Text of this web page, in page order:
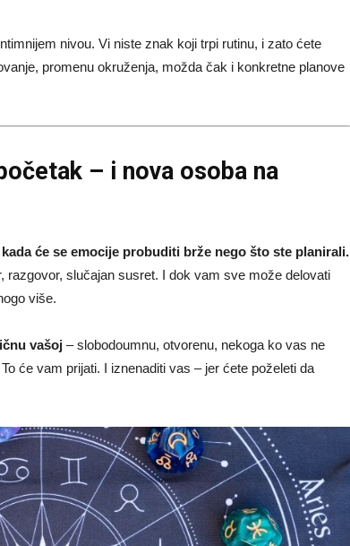
nivou. Vi niste znak koji trpi rutinu, i zato ćete
promenu okruženja, možda čak i konkretne planove
– i nova osoba na
će se emocije probuditi brže nego što ste planirali.
slučajan susret. I dok vam sve može delovati
više.
vašoj – slobodoumnu, otvorenu, nekoga ko vas ne
će vam prijati. I iznenaditi vas – jer ćete poželeti da